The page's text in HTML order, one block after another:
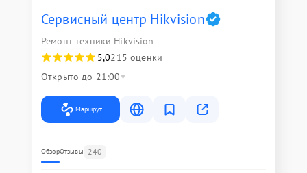
Сервисный центр Hikvision
Ремонт техники Hikvision
5,0215 оценки
Открыто до 21:00
Маршрут
ОбзорОтзывы 240